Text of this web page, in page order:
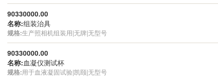
90330000.00
名称:组装治具
规格:生产照相机组装用|无牌|无型号
90330000.00
名称:血凝仪测试杯
规格:用于血液凝固试验|凯颐|无型号